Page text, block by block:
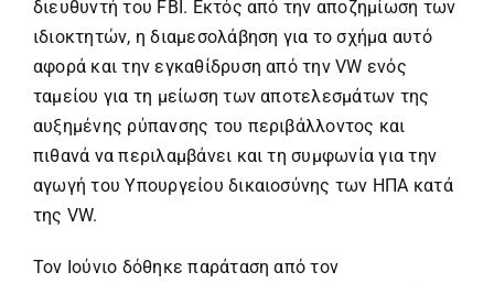
διευθυντή του FBI. Εκτός από την αποζημίωση των
ιδιοκτητών, η διαμεσολάβηση για το σχήμα αυτό
αφορά και την εγκαθίδρυση από την VW ενός
ταμείου για τη μείωση των αποτελεσμάτων της
αυξημένης ρύπανσης του περιβάλλοντος και
πιθανά να περιλαμβάνει και τη συμφωνία για την
αγωγή του Υπουργείου δικαιοσύνης των ΗΠΑ κατά
της VW.
Τον Ιούνιο δόθηκε παράταση από τον